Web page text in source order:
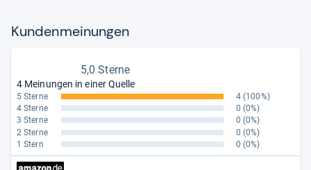
Kun­den­mei­nun­gen
5,0 Sterne
4 Meinungen in einer Quelle
5 Sterne 4 (100%)
4 Sterne
0 (0%)
3 Sterne
0 (0%)
2 Sterne
0 (0%)
1 Stern
0 (0%)